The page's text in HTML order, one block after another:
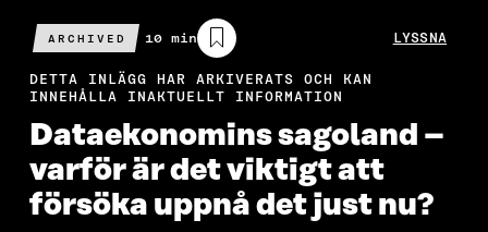
ARCHIVED
Beräknad
läsningstid
10 min LYSSNA
DETTA INLÄGG HAR ARKIVERATS OCH KAN
INNEHÅLLA INAKTUELLT INFORMATION
Dataekonomins sagoland –
varför är det viktigt att
försöka uppnå det just nu?